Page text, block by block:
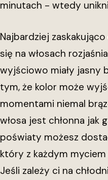
minutach - wtedy
Najbardziej
się na włosach
wyjściowo miały jasny
tym, że kolor może
momentami niemal
włosa jest chłonna jak
poświaty możesz
który z każdym
Jeśli zależy ci na